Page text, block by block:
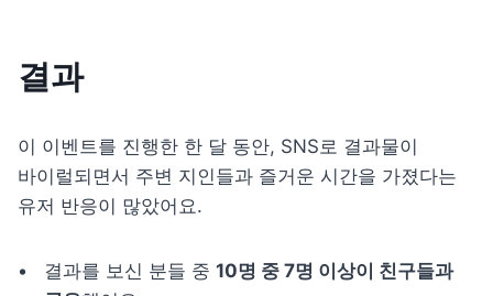
결과
이 이벤트를 진행한 한 달 동안, SNS로 결과물이
바이럴되면서 주변 지인들과 즐거운 시간을 가졌다는
유저 반응이 많았어요.
결과를 보신 분들 중 10명 중 7명 이상이 친구들과